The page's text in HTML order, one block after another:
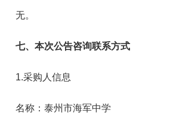
无。
七、本次公告咨询联系方式
1.采购人信息
名称：泰州市海军中学